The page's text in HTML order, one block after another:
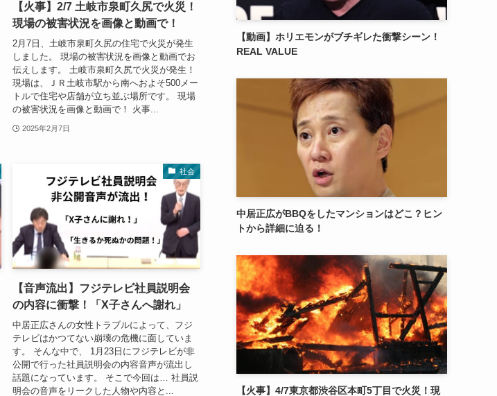
【火事】2/7 土岐市泉町久尻で火災！
現場の被害状況を画像と動画で！
2月7日、土岐市泉町久尻の住宅で火災が発生
しました。 現場の被害状況を画像と動画でお
伝えします。 土岐市泉町久尻で火災が発生！
現場は、ＪＲ土岐市駅から南へおよそ500メー
トルで住宅や店舗が立ち並ぶ場所です。 現場
の被害状況を画像と動画で！ 火事...
2025年2月7日
社会
【音声流出】フジテレビ社員説明会
の内容に衝撃！「X子さんへ謝れ」
中居正広さんの女性トラブルによって、フジ
テレビはかつてない崩壊の危機に面していま
す。 そんな中で、 1月23日にフジテレビが非
公開で行った社員説明会の内容音声が流出し
話題になっています。 そこで今回は… 社員説
明会の音声をリークした人物や内容と...
【動画】ホリエモンがブチギレた衝撃シーン！
REAL VALUE
中居正広がBBQをしたマンションはどこ？ヒン
トから詳細に迫る！
【火事】4/7東京都渋谷区本町5丁目で火災！現